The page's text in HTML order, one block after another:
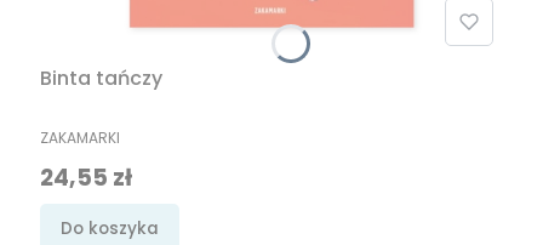
Binta tańczy
PRODUCENT
ZAKAMARKI
Cena promocyjna
24,55 zł
Do koszyka